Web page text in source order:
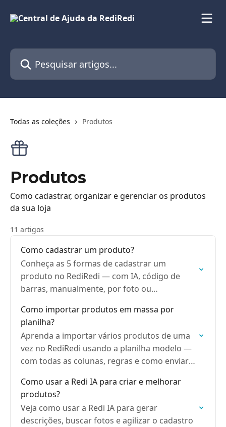
Pesquisar artigos...
Todas as coleções Produtos
Produtos
Como cadastrar, organizar e gerenciar os produtos
da sua loja
11 artigos
Como cadastrar um produto?
Conheça as 5 formas de cadastrar um
produto no RediRedi — com IA, código de
barras, manualmente, por foto ou
Como importar produtos em massa por
planilha?
Aprenda a importar vários produtos de uma
vez no RediRedi usando a planilha modelo —
com todas as colunas, regras e como enviar
Como usar a Redi IA para criar e melhorar
produtos?
Veja como usar a Redi IA para gerar
descrições, buscar fotos e agilizar o cadastro